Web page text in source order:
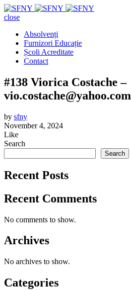
close
Absolvenți
Furnizori Educație
Școli Acreditate
Contact
#138 Viorica Costache –
vio.costache@yahoo.com
by sfny
November 4, 2024
Like
Search
Search
Recent Posts
Recent Comments
No comments to show.
Archives
No archives to show.
Categories